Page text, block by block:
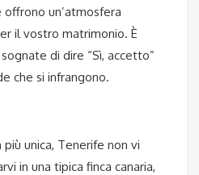
un’atmosfera
il vostro matrimonio. È
di dire “Sì, accetto”
che si infrangono.
unica, Tenerife non vi
in una tipica finca canaria,